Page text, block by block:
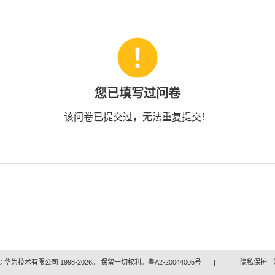
您已填写过问卷
该问卷已提交过，无法重复提交！
华为技术有限公司 1998-2026。 保留一切权利。粤A2-20044005号 | 隐私保护